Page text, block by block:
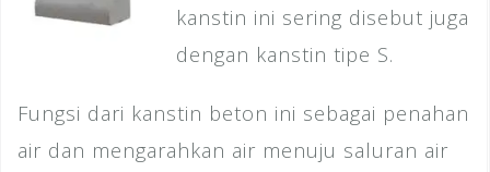
kanstin ini sering disebut juga
dengan kanstin tipe S.
Fungsi dari kanstin beton ini sebagai penahan
air dan mengarahkan air menuju saluran air